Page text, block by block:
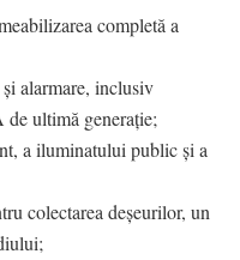
completă a
alarmare, inclusiv
ultimă generație;
a iluminatului public și a
colectarea deșeurilor, un